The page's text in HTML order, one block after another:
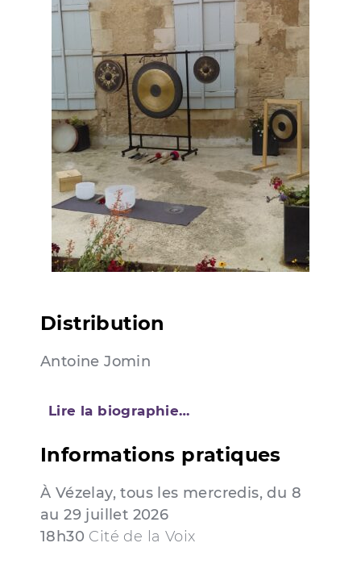
Distribution
Antoine Jomin
Lire la biographie…
Informations pratiques
À Vézelay, tous les mercredis, du 8
au 29 juillet 2026
18h30 Cité de la Voix